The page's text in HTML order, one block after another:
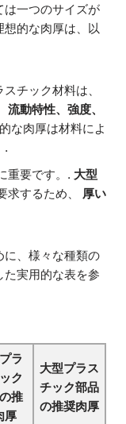
は一つのサイズが
的な肉厚は、以
スチック材料は、
流動特性、強度、
な肉厚は材料によ
.
重要です。. 大型
求するため、 厚い
に、様々な種類の
実用的な表を参
ラ
ク
推
厚
大型プラス
チック部品
の推奨肉厚